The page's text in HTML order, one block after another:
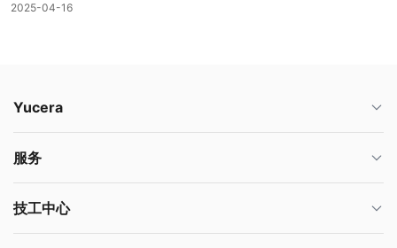
2025-04-16
Yucera
服务
技工中心